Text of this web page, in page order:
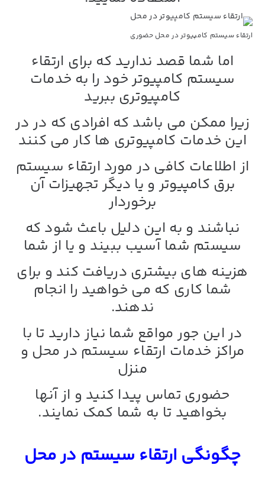
ارتقاء سیستم کامپیوتر در محل حضوری
اما شما قصد ندارید که برای ارتقاء
سیستم کامپیوتر خود را به خدمات
کامپیوتری ببرید
زیرا ممکن می باشد که افرادی که در در
این خدمات کامپیوتری ها کار می کنند
از اطلاعات کافی در مورد ارتقاء سیستم
برق کامپیوتر و یا دیگر تجهیزات آن
برخوردار
نباشند و به این دلیل باعث شود که
سیستم شما آسیب ببیند و یا از شما
هزینه های بیشتری دریافت کند و برای
شما کاری که می خواهید را انجام
ندهند.
در این جور مواقع شما نیاز دارید تا با
مراکز خدمات ارتقاء سیستم در محل و
منزل
حضوری تماس پیدا کنید و از آنها
بخواهید تا به شما کمک نمایند.
چگونگی ارتقاء سیستم در محل